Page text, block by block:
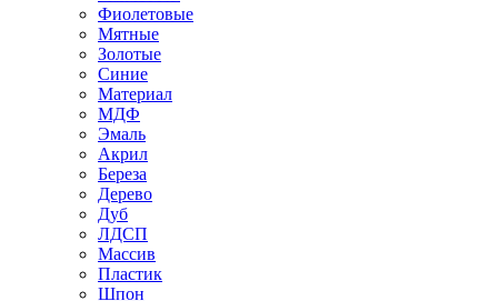
Фиолетовые
Мятные
Золотые
Синие
Материал
МДФ
Эмаль
Акрил
Береза
Дерево
Дуб
ЛДСП
Массив
Пластик
Шпон